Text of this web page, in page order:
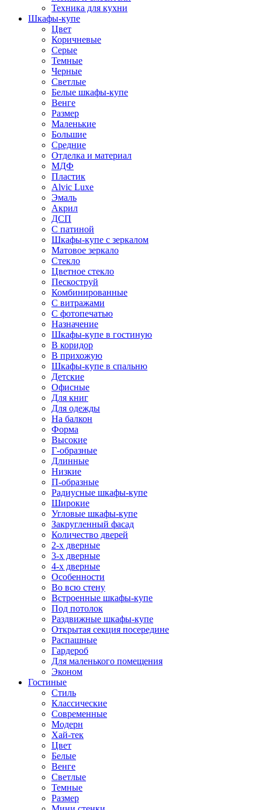
Техника для кухни
Шкафы-купе
Цвет
Коричневые
Серые
Темные
Черные
Светлые
Белые шкафы-купе
Венге
Размер
Маленькие
Большие
Средние
Отделка и материал
МДФ
Пластик
Alvic Luxe
Эмаль
Акрил
ДСП
С патиной
Шкафы-купе с зеркалом
Матовое зеркало
Стекло
Цветное стекло
Пескоструй
Комбинированные
С витражами
С фотопечатью
Назначение
Шкафы-купе в гостиную
В коридор
В прихожую
Шкафы-купе в спальню
Детские
Офисные
Для книг
Для одежды
На балкон
Форма
Высокие
Г-образные
Длинные
Низкие
П-образные
Радиусные шкафы-купе
Широкие
Угловые шкафы-купе
Закругленный фасад
Количество дверей
2-х дверные
3-х дверные
4-х дверные
Особенности
Во всю стену
Встроенные шкафы-купе
Под потолок
Раздвижные шкафы-купе
Открытая секция посередине
Распашные
Гардероб
Для маленького помещения
Эконом
Гостиные
Стиль
Классические
Современные
Модерн
Хай-тек
Цвет
Белые
Венге
Светлые
Темные
Размер